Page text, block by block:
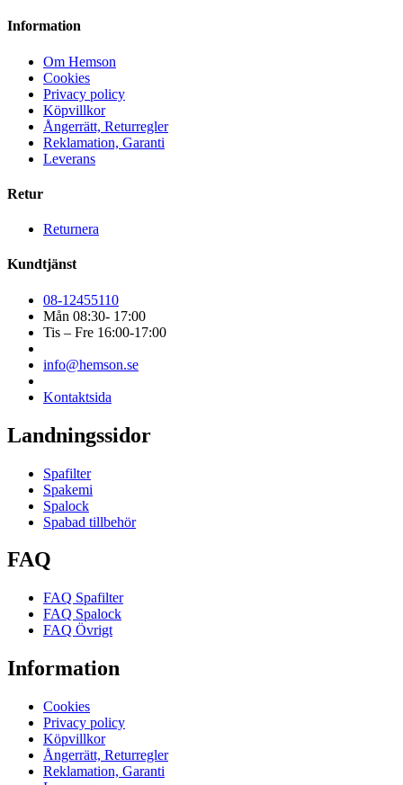
Information
Om Hemson
Cookies
Privacy policy
Köpvillkor
Ångerrätt, Returregler
Reklamation, Garanti
Leverans
Retur
Returnera
Kundtjänst
08-12455110
Mån 08:30- 17:00
Tis – Fre 16:00-17:00
info@hemson.se
Kontaktsida
Landningssidor
Spafilter
Spakemi
Spalock
Spabad tillbehör
FAQ
FAQ Spafilter
FAQ Spalock
FAQ Övrigt
Information
Cookies
Privacy policy
Köpvillkor
Ångerrätt, Returregler
Reklamation, Garanti